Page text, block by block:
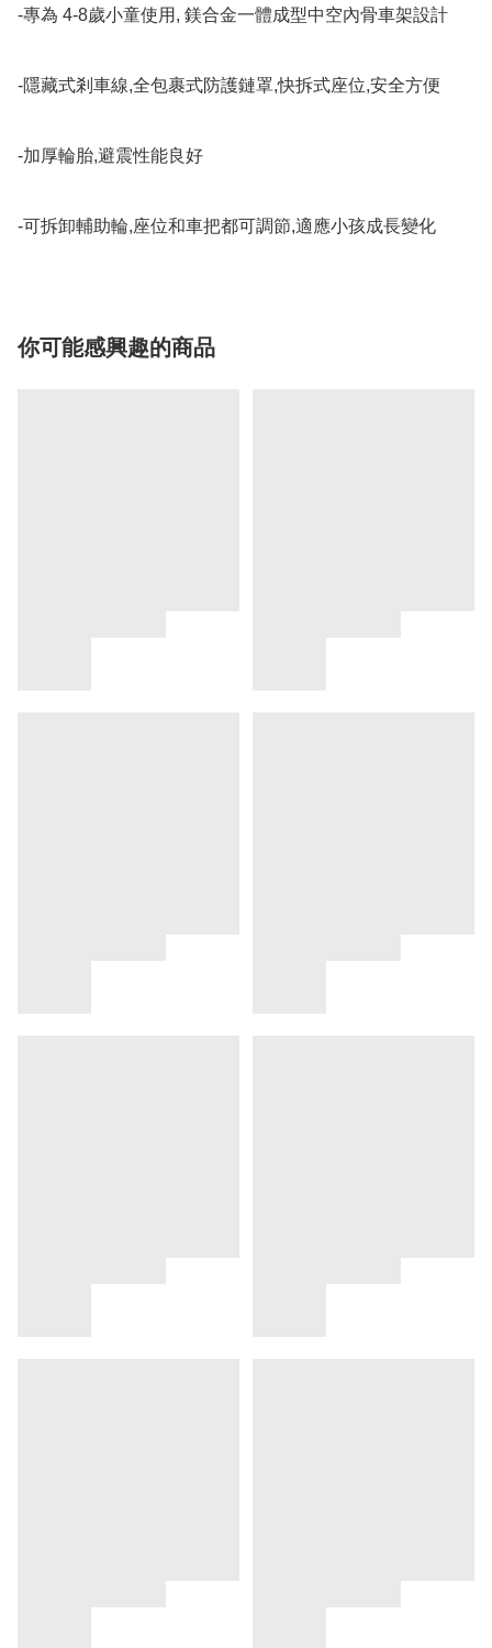
-專為 4-8歲小童使用, 鎂合金一體成型中空內骨車架設計
-隱藏式剎車線,全包裹式防護鏈罩,快拆式座位,安全方便
-加厚輪胎,避震性能良好
你可能感興趣的商品